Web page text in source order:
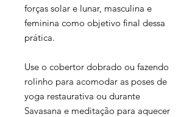
forças solar e lunar, masculina e
feminina como objetivo final dessa
prática.
Use o cobertor dobrado ou fazendo
rolinho para acomodar as poses de
yoga restaurativa ou durante
Savasana e meditação para aquecer